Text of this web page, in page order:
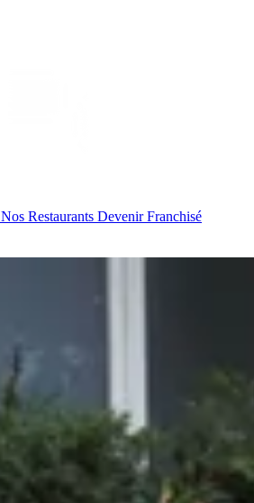
Nos Restaurants Devenir Franchisé